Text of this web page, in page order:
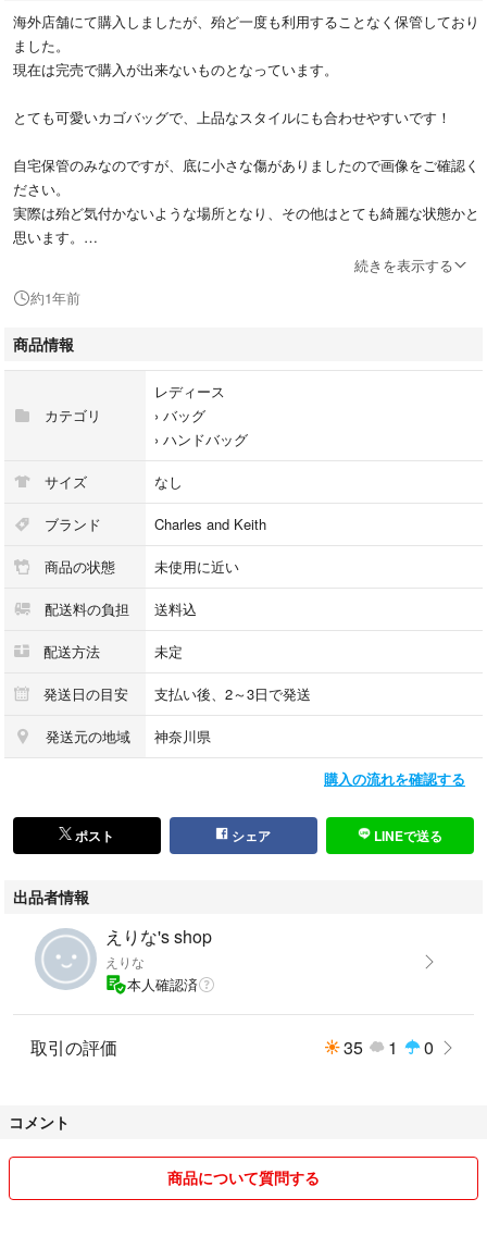
海外店舗にて購入しましたが、殆ど一度も利用することなく保管しており
ました。
現在は完売で購入が出来ないものとなっています。
とても可愛いカゴバッグで、上品なスタイルにも合わせやすいです！
自宅保管のみなのですが、底に小さな傷がありましたので画像をご確認く
ださい。
実際は殆ど気付かないような場所となり、その他はとても綺麗な状態かと
思います。
商品名: ウーベンウッドエフェクト トップハンドルバッグ
続きを表示する
約1年前
商品情報
カテゴリ
レディース
› バッグ
› ハンドバッグ
サイズ なし
ブランド Charles and Keith
商品の状態 未使用に近い
配送料の負担 送料込
配送方法 未定
発送日の目安 支払い後、2～3日で発送
発送元の地域 神奈川県
購入の流れを確認する
ポスト シェア LINEで送る
出品者情報
えりな's shop
えりな
本人確認済
取引の評価 35 1 0
コメント
商品について質問する